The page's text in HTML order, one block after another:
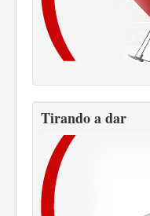
Tirando a dar